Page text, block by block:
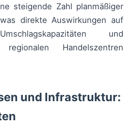
steigende Zahl planmäßiger
direkte Auswirkungen auf
und
Handelszentren
und Infrastruktur: